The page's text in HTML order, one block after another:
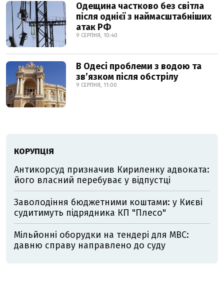
Одещина частково без світла
після однієї з наймасштабніших
атак РФ
9 СЕРПНЯ, 10:40
В Одесі проблеми з водою та
звʼязком після обстрілу
9 СЕРПНЯ, 11:00
КОРУПЦІЯ
Антикорсуд призначив Кириленку адвоката:
його власний перебуває у відпустці
Заволодіння бюджетними коштами: у Києві
судитимуть підрядника КП "Плесо"
Мільйонні оборудки на тендері для МВС:
давню справу направлено до суду